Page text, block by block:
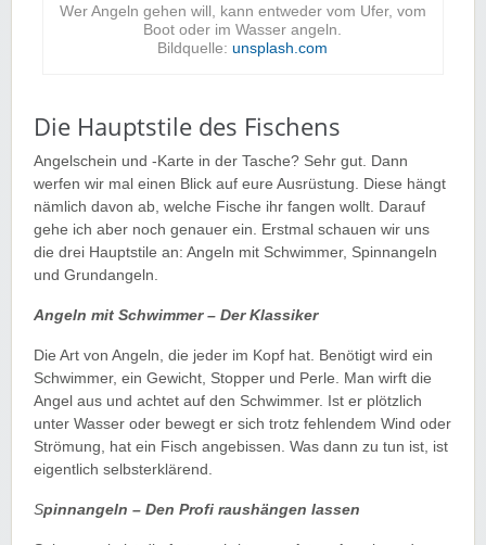
Wer Angeln gehen will, kann entweder vom Ufer, vom
Boot oder im Wasser angeln.
Bildquelle:unsplash.com
Die Hauptstile des Fischens
Angelschein und -Karte in der Tasche? Sehr gut. Dann
werfen wir mal einen Blick auf eure Ausrüstung. Diese hängt
nämlich davon ab, welche Fische ihr fangen wollt. Darauf
gehe ich aber noch genauer ein. Erstmal schauen wir uns
die drei Hauptstile an: Angeln mit Schwimmer, Spinnangeln
und Grundangeln.
Angeln mit Schwimmer – Der Klassiker
Die Art von Angeln, die jeder im Kopf hat. Benötigt wird ein
Schwimmer, ein Gewicht, Stopper und Perle. Man wirft die
Angel aus und achtet auf den Schwimmer. Ist er plötzlich
unter Wasser oder bewegt er sich trotz fehlendem Wind oder
Strömung, hat ein Fisch angebissen. Was dann zu tun ist, ist
eigentlich selbsterklärend.
Spinnangeln – Den Profi raushängen lassen